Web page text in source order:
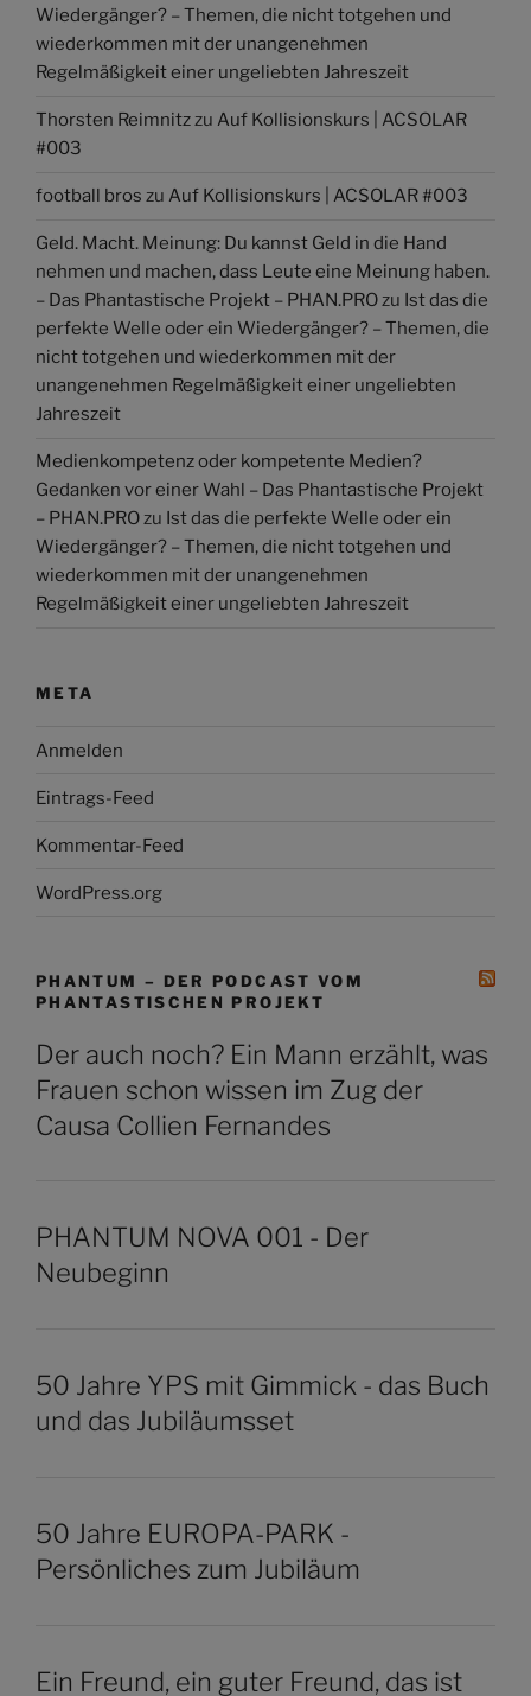
Wiedergänger? – Themen, die nicht totgehen und
wiederkommen mit der unangenehmen
Regelmäßigkeit einer ungeliebten Jahreszeit
Thorsten Reimnitzzu Auf Kollisionskurs | ACSOLAR
#003
football bros zu Auf Kollisionskurs | ACSOLAR #003
Geld. Macht. Meinung: Du kannst Geld in die Hand
nehmen und machen, dass Leute eine Meinung haben.
– Das Phantastische Projekt – PHAN.PROzu Ist das die
perfekte Welle oder ein Wiedergänger? – Themen, die
nicht totgehen und wiederkommen mit der
unangenehmen Regelmäßigkeit einer ungeliebten
Jahreszeit
Medienkompetenz oder kompetente Medien?
Gedanken vor einer Wahl – Das Phantastische Projekt
– PHAN.PROzu Ist das die perfekte Welle oder ein
Wiedergänger? – Themen, die nicht totgehen und
wiederkommen mit der unangenehmen
Regelmäßigkeit einer ungeliebten Jahreszeit
META
Anmelden
Eintrags-Feed
Kommentar-Feed
WordPress.org
PHANTUM – DER PODCAST VOM
PHANTASTISCHEN PROJEKT
Der auch noch? Ein Mann erzählt, was
Frauen schon wissen im Zug der
Causa Collien Fernandes
PHANTUM NOVA 001 - Der
Neubeginn
50 Jahre YPS mit Gimmick - das Buch
und das Jubiläumsset
50 Jahre EUROPA-PARK -
Persönliches zum Jubiläum
Ein Freund, ein guter Freund, das ist